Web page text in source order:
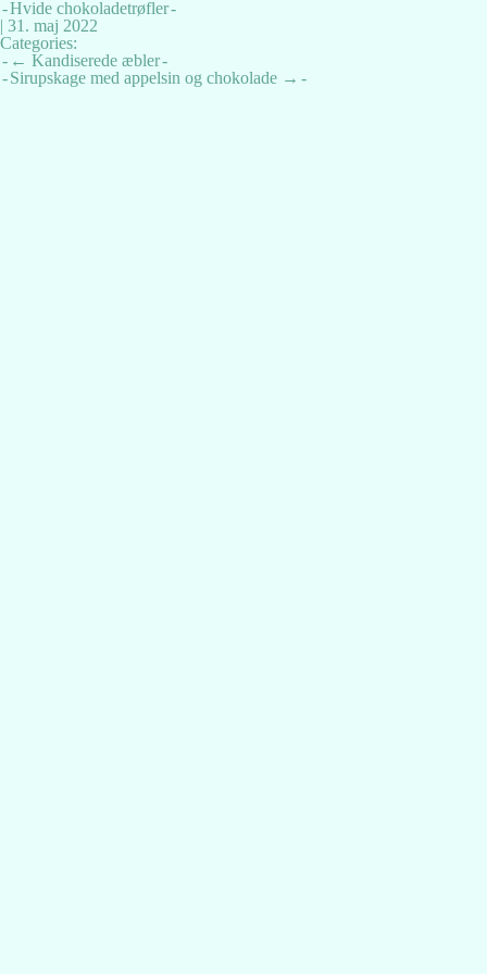
Hvide chokoladetrøfler
| 31. maj 2022
Categories:
Indlægsnavigation
← Kandiserede æbler
Sirupskage med appelsin og chokolade →